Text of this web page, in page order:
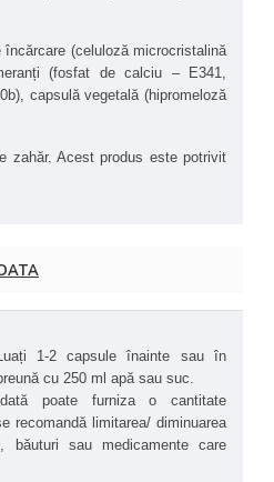
administrare practică și o ajustare
care pot conține cafeină. Acest
pentru sportivii care doresc să
își mențină performanța fără
produsului Caffeine Caps
mentală.
susținerea stării de alertă și a
Cafeina este asociată cu
de efort și a rezistenței în
Conținutul de 100 mg per capsulă
în funcție de greutatea
individuală.
încărcare (celuloză microcristalină
(fosfat de calciu – E341,
capsulă vegetală (hipromeloză
zahăr. Acest produs este potrivit
1-2 capsule înainte sau în
cu 250 ml apă sau suc.
poate furniza o cantitate
recomandă limitarea/ diminuarea
băuturi sau medicamente care